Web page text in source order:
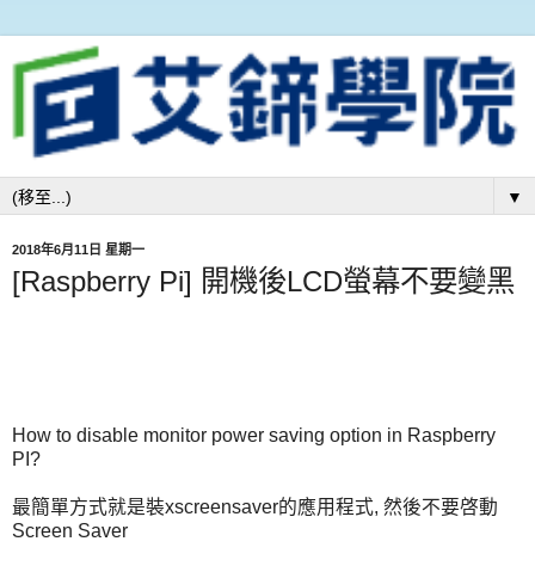
▼
2018年6月11日 星期一
[Raspberry Pi] 開機後LCD螢幕不要變黑
How to disable monitor power saving option in Raspberry
PI?
最簡單方式就是裝xscreensaver的應用程式, 然後不要啓動
Screen Saver